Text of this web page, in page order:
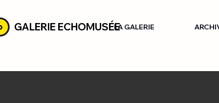
GALERIE ECHOMUSÉELA GALERIE